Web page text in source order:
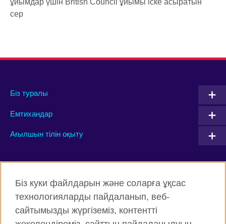
ұйымдар үшін British Council ұйымы іске асыратын
сер
Біз туралы
Емтихандар
Ағылшын тілін оқыту
Connect with us
Facebook Twitter
Instagram YouTube
Біз куки файлдарын және соларға ұқсас
технологияларды пайдаланып, веб-
сайтымызды жүргіземіз, контентті